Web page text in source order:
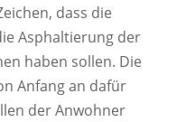
dass die
Asphaltierung der
haben sollen. Die
Anfang an dafür
der Anwohner